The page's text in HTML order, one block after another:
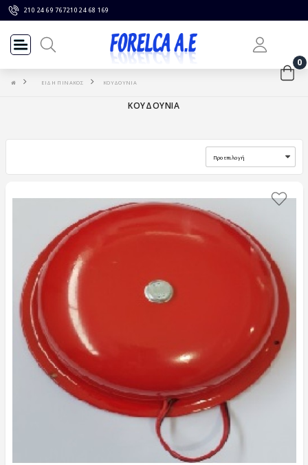
210 24 69 767210 24 68 169
0
ΕΙΔΗ ΠΙΝΑΚΟΣ ΚΟΥΔΟΥΝΙΑ
ΚΟΥΔΟΥΝΙΑ